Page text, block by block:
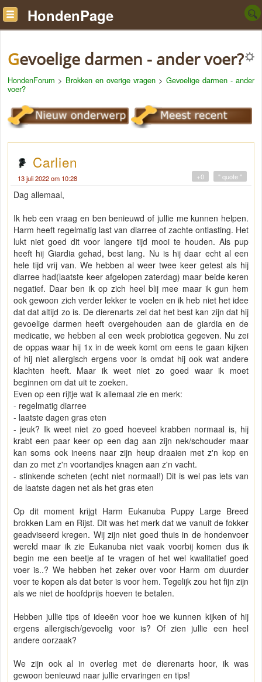
HondenPage
Gevoelige darmen - ander voer?
HondenForum > Brokken en overige vragen > Gevoelige darmen - ander
voer?
Carlien
13 juli 2022 om 10:28 " quote "
+0
Dag allemaal,
Ik heb een vraag en ben benieuwd of jullie me kunnen helpen.
Harm heeft regelmatig last van diarree of zachte ontlasting. Het
lukt niet goed dit voor langere tijd mooi te houden. Als pup
heeft hij Giardia gehad, best lang. Nu is hij daar echt al een
hele tijd vrij van. We hebben al weer twee keer getest als hij
diarree had(laatste keer afgelopen zaterdag) maar beide keren
negatief. Daar ben ik op zich heel blij mee maar ik gun hem
ook gewoon zich verder lekker te voelen en ik heb niet het idee
dat dat altijd zo is. De dierenarts zei dat het best kan zijn dat hij
gevoelige darmen heeft overgehouden aan de giardia en de
medicatie, we hebben al een week probiotica gegeven. Nu zei
de oppas waar hij 1x in de week komt om eens te gaan kijken
of hij niet allergisch ergens voor is omdat hij ook wat andere
klachten heeft. Maar ik weet niet zo goed waar ik moet
beginnen om dat uit te zoeken.
Even op een rijtje wat ik allemaal zie en merk:
- regelmatig diarree
- laatste dagen gras eten
- jeuk? Ik weet niet zo goed hoeveel krabben normaal is, hij
krabt een paar keer op een dag aan zijn nek/schouder maar
kan soms ook ineens naar zijn heup draaien met z'n kop en
dan zo met z'n voortandjes knagen aan z'n vacht.
- stinkende scheten (echt niet normaal!) Dit is wel pas iets van
de laatste dagen net als het gras eten
Op dit moment krijgt Harm Eukanuba Puppy Large Breed
brokken Lam en Rijst. Dit was het merk dat we vanuit de fokker
geadviseerd kregen. Wij zijn niet goed thuis in de hondenvoer
wereld maar ik zie Eukanuba niet vaak voorbij komen dus ik
begin me een beetje af te vragen of het wel kwalitatief goed
voer is..? We hebben het zeker over voor Harm om duurder
voer te kopen als dat beter is voor hem. Tegelijk zou het fijn zijn
als we niet de hoofdprijs hoeven te betalen.
Hebben jullie tips of ideeën voor hoe we kunnen kijken of hij
ergens allergisch/gevoelig voor is? Of zien jullie een heel
andere oorzaak?
We zijn ook al in overleg met de dierenarts hoor, ik was
gewoon benieuwd naar jullie ervaringen en tips!